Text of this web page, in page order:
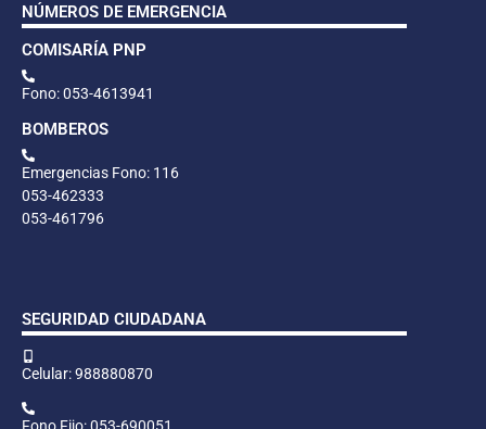
NÚMEROS DE EMERGENCIA
COMISARÍA PNP
Fono: 053-4613941
BOMBEROS
Emergencias Fono: 116
053-462333
053-461796
SEGURIDAD CIUDADANA
Celular: 988880870
Fono Fijo: 053-690051